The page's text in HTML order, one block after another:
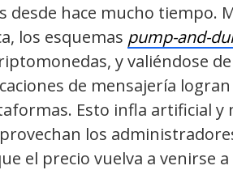
desde hace mucho tiempo.
los esquemas pump-and-
y valiéndose
de mensajería
Esto infla artificial
los
el precio vuelva a venirse